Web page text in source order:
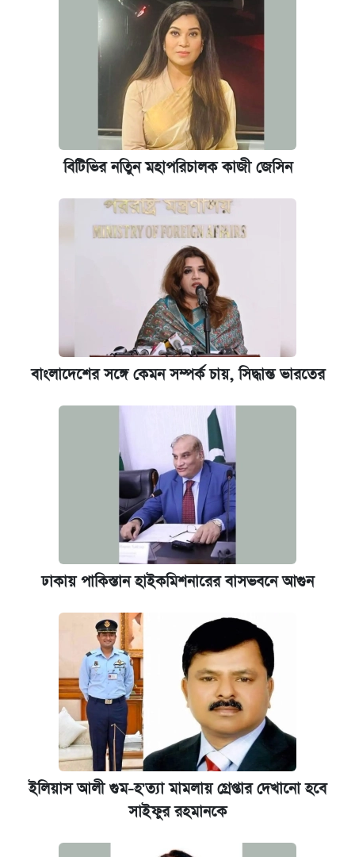
প্রতিষ্ঠান প্রধানদের ভাইভা শুরুর নির্দেশ শিক্ষামন্ত্রীর
বিটিভির নতিুন মহাপরিচালক কাজী জেসিন
বাংলাদেশের সঙ্গে কেমন সম্পর্ক চায়, সিদ্ধান্ত ভারতের
ঢাকায় পাকিস্তান হাইকমিশনারের বাসভবনে আগুন
ইলিয়াস আলী গুম-হ'ত্যা মামলায় গ্রেপ্তার দেখানো হবে
সাইফুর রহমানকে